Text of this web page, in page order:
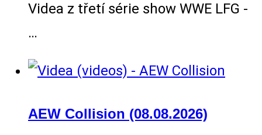
Videa z třetí série show WWE LFG -
…
AEW Collision (08.08.2026)